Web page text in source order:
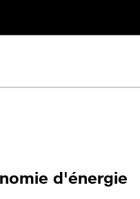
d'énergie